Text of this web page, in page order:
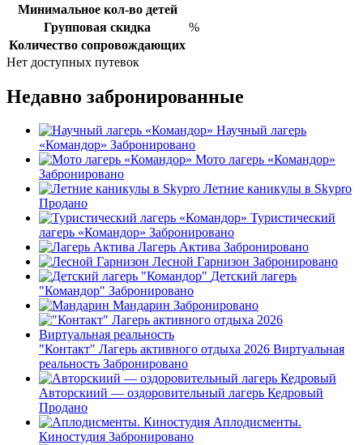
Минимальное кол-во детей
Групповая скидка
%
Количество сопровождающих
Нет доступных путевок
Недавно забронированные
Научный лагерь
«Командор» Забронировано
Мото лагерь «Командор»
Забронировано
Летние каникулы в Skypro
Продано
Туристический
лагерь «Командор» Забронировано
Лагерь Актива Забронировано
Лесной Гарнизон Забронировано
Детский лагерь
"Командор" Забронировано
Мандарин Забронировано
"Контакт" Лагерь активного отдыха 2026 Виртуальная
реальность Забронировано
Авторскиий — оздоровительный лагерь Кедровый
Продано
Аплодисменты.
Киностудия Забронировано